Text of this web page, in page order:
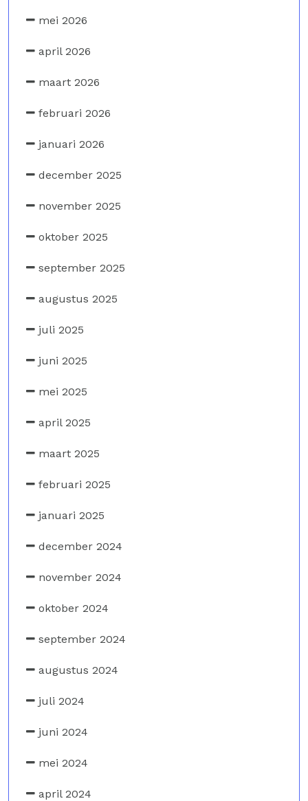
mei 2026
april 2026
maart 2026
februari 2026
januari 2026
december 2025
november 2025
oktober 2025
september 2025
augustus 2025
juli 2025
juni 2025
mei 2025
april 2025
maart 2025
februari 2025
januari 2025
december 2024
november 2024
oktober 2024
september 2024
augustus 2024
juli 2024
juni 2024
mei 2024
april 2024